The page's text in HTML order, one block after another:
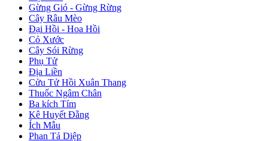
Gừng Gió - Gừng Rừng
Cây Râu Mèo
Đại Hồi - Hoa Hồi
Cỏ Xước
Cây Sói Rừng
Phụ Tử
Địa Liền
Cửu Tử Hồi Xuân Thang
Thuốc Ngâm Chân
Ba kích Tím
Kê Huyết Đằng
Ích Mẫu
Phan Tả Diệp